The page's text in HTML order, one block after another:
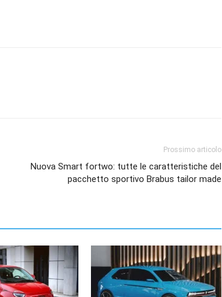
Prossimo articolo
Nuova Smart fortwo: tutte le caratteristiche del
pacchetto sportivo Brabus tailor made